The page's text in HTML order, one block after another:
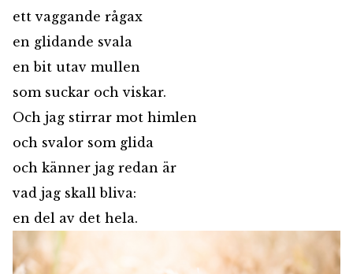
ett vaggande rågax
en glidande svala
en bit utav mullen
som suckar och viskar.
Och jag stirrar mot himlen
och svalor som glida
och känner jag redan är
vad jag skall bliva:
en del av det hela.